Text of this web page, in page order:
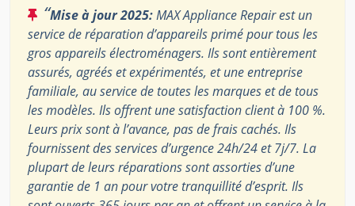
“Mise à jour 2025:MAX Appliance Repair est un
service de réparation d’appareils primé pour tous les
gros appareils électroménagers. Ils sont entièrement
assurés, agréés et expérimentés, et une entreprise
familiale, au service de toutes les marques et de tous
les modèles. Ils offrent une satisfaction client à 100 %.
Leurs prix sont à l’avance, pas de frais cachés. Ils
fournissent des services d’urgence 24h/24 et 7j/7. La
plupart de leurs réparations sont assorties d’une
garantie de 1 an pour votre tranquillité d’esprit. Ils